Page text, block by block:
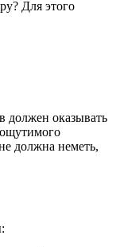
Для этого
должен оказывать
должна неметь,